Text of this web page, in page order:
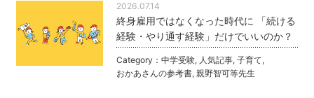
2026.07.14
終身雇用ではなくなった時代に 「続ける
経験・やり通す経験」だけでいいのか？
Category：中学受験, 人気記事,子育て,
おかあさんの参考書,親野智可等先生